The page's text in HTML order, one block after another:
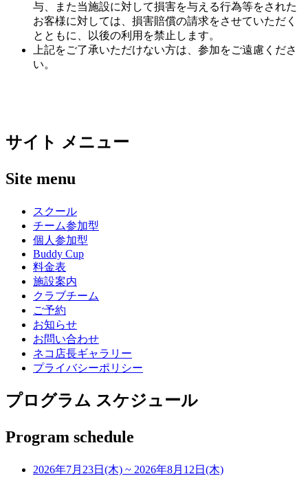
与、また当施設に対して損害を与える行為等をされた
お客様に対しては、損害賠償の請求をさせていただく
とともに、以後の利用を禁止します。
上記をご了承いただけない方は、参加をご遠慮くださ
い。
サイト メニュー
Site menu
スクール
チーム参加型
個人参加型
Buddy Cup
料金表
施設案内
クラブチーム
ご予約
お知らせ
お問い合わせ
ネコ店長ギャラリー
プライバシーポリシー
プログラム スケジュール
Program schedule
2026年7月23日(木) ~ 2026年8月12日(木)